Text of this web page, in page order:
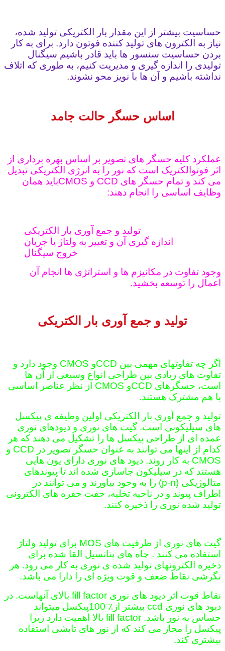
حساسیت بیشتر از این مقدار بار الکتریکی تولید شده،
نیاز به الکترون های تولید کننده فوتون دارد. برای به کار
بردن حساسیت سنسور ها باید قادر باشیم سیگنال
تولیدی را اندازه گیری و مدیریت کنیم، به طوری که اتلاف
نداشته باشیم و آن ها با نویز محو نشوند.
اساس حسگر حالت جامد
عملکرد کلیه حسگر های تصویر بر اساس بهره برداری از
اثر فوتوالکتریک است که نور را به انرژی الکتریکی تبدیل
می کند و تمام حسگر های CCD و CMOSباید همان
وظایف اساسی را انجام دهند:
تولید و جمع آوری بار الکتریکی
اندازه گیری آن و تغییر به ولتاژ یا جریان
خروج سیگنال
وجود تفاوت در مکانیزم ها و استراتژی ها انجام آن
اعمال را توسعه بخشید.
تولید و جمع آوری بار الکتریکی
اگر چه تفاوتهای مهمی بین CCDو CMOS وجود دارد و
تفاوت های زیادی بین طراحی انواع وسیعی از آن ها
است، حسگرهای CCDو CMOS از نظر عناصر اساسی
با هم مشترک هستند.
تولید و جمع آوری بار الکتریکی اولین وظیفه ی پیکسل
های سیلیکونی است. گیت های نوری و دیودهای نوری
عمده ای از طراحی پیکسل ها را تشکیل می دهند که هر
کدام از اینها می توانند به عنوان حسگر تصویر در CCD و
CMOS به کار روند. دیود های نوری دارای یون هایی
هستند که در سیلیکون جاسازی شده اند تا پیوندهای
متالوژیکی (p-n) را به وجود بیاورند و می توانند در
اطراف پیوند و در ناحیه تخلیه، جفت حفره های الکترونی
تولید شده نوری را ذخیره کنند.
گیت های نوری از ظرفیت های MOS برای تولید ولتاژ
استفاده می کنند . چاه های پتانسیل القا شده برای
ذخیره الکترونهای تولید شده ی نوری به کار می رود. هر
نگرشی نقاط ضعف و قوت ویژه ای را دارا می باشد.
نقاط قوت اثر دیود های نوری fill factor بالای آنهاست. در
دیود های نوری ccd بیشتر از٪ 100پیکسل میتواند
حساس به نور باشد. fill factor بالا اهمیت دارد زیرا
پیکسل را مجاز می کند که از نور های تابشی استفاده
بیشتری کند.